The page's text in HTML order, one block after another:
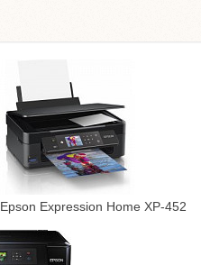
Epson Expression Home XP-452